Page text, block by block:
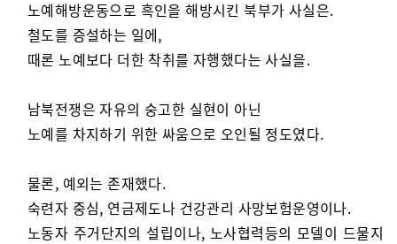
노예해방운동으로 흑인을 해방시킨 북부가 사실은.
철도를 증설하는 일에,
때론 노예보다 더한 착취를 자행했다는 사실을.
남북전쟁은 자유의 숭고한 실현이 아닌
노예를 차지하기 위한 싸움으로 오인될 정도였다.
물론, 예외는 존재했다.
숙련자 중심, 연금제도나 건강관리 사망보험운영이나.
노동자 주거단지의 설립이나, 노사협력등의 모델이 드물지